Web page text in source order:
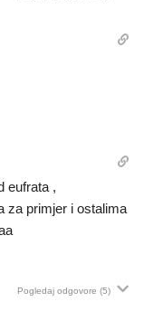
eufrata ,
za primjer i ostalima
Pogledaj odgovore (5)